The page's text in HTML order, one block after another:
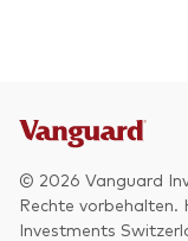
© 2026 Vanguard
Rechte vorbehalten.
Investments